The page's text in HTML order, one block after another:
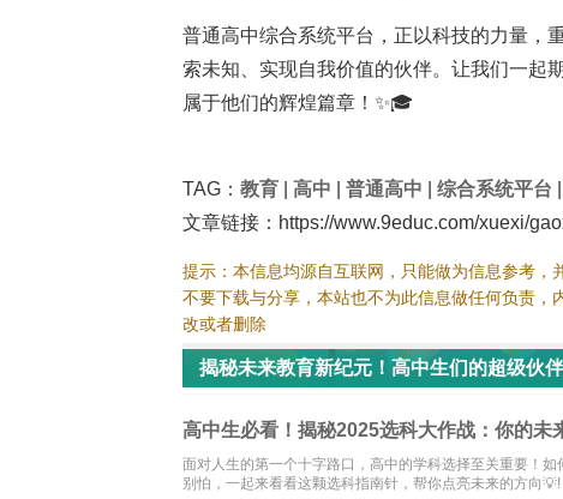
普通高中综合系统平台，正以科技的力量，
索未知、实现自我价值的伙伴。让我们一起
属于他们的辉煌篇章！✨🎓
TAG： 教育 高中 普通高中 综合系统平台
文章链接：https://www.9educ.com/xuexi/
提示：本信息均源自互联网，只能做为信息参考
不要下载与分享，本站也不为此信息做任何负责
改或者删除
揭秘未来教育新纪元！高中生们的超级
高中生必看！揭秘2025选科大作战：你的未
面对人生的第一个十字路口，高中的学科选择至关重要！
别怕，一起来看看这颗选科指南针，帮你点亮未来的方向💡!